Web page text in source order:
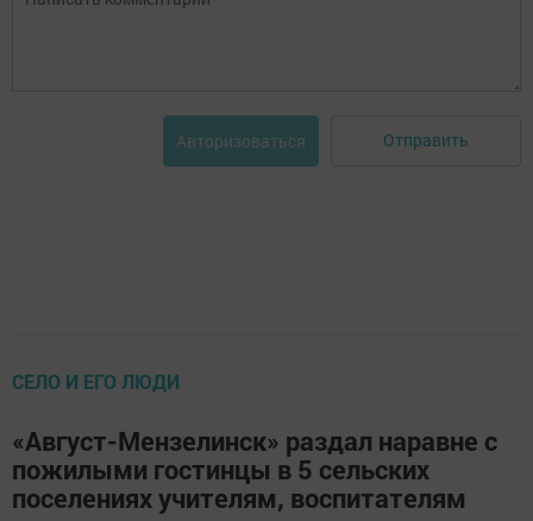
Авторизоваться Отправить
СЕЛО И ЕГО ЛЮДИ
«Август-Мензелинск» раздал наравне с
пожилыми гостинцы в 5 сельских
поселениях учителям, воспитателям